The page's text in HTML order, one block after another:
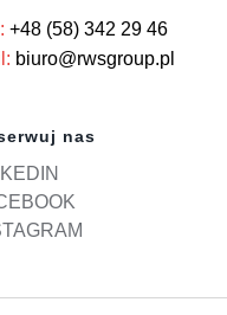
+48 (58) 342 29 46
biuro@rwsgroup.pl
nas